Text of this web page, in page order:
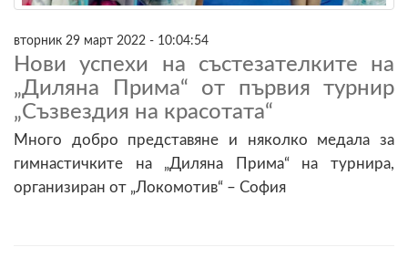
вторник 29 март 2022 - 10:04:54
Нови успехи на състезателките на
„Диляна Прима“ от първия турнир
„Съзвездия на красотата“
Много добро представяне и няколко медала за
гимнастичките на „Диляна Прима“ на турнира,
организиран от „Локомотив“ – София